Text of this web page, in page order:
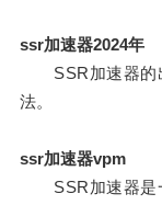
ssr加速器2024年
SSR加速器的出
法。
ssr加速器vpm
SSR加速器是一